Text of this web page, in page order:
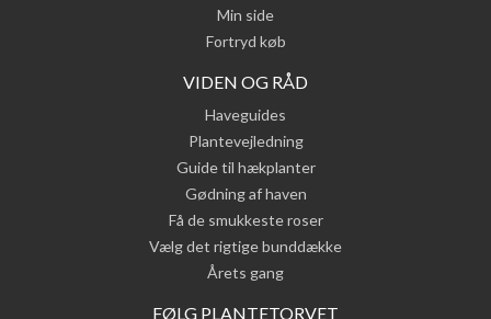
Min side
Fortryd køb
VIDEN OG RÅD
Haveguides
Plantevejledning
Guide til hækplanter
Gødning af haven
Få de smukkeste roser
Vælg det rigtige bunddække
Årets gang
FØLG PLANTETORVET